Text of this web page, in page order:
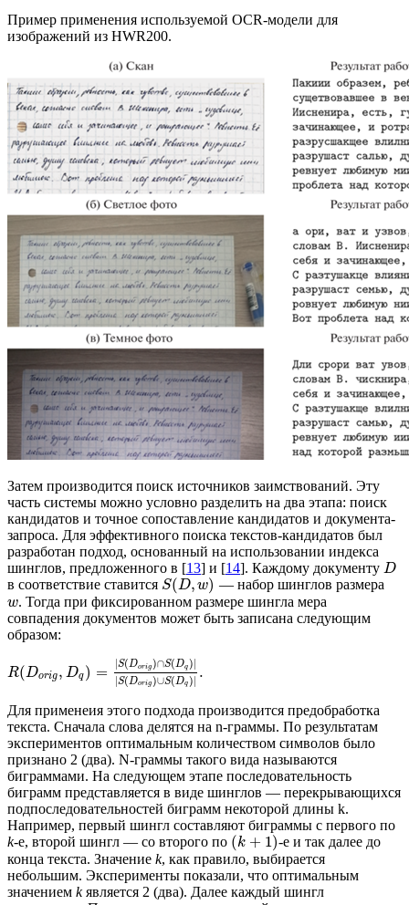
Пример применения используемой OCR-модели для
изображений из HWR200.
Затем производится поиск источников заимствований. Эту
часть системы можно условно разделить на два этапа: поиск
кандидатов и точное сопоставление кандидатов и документа-
запроса. Для эффективного поиска текстов-кандидатов был
разработан подход, основанный на использовании индекса
шинглов, предложенного в [13] и [14]. Каждому документу D
в соответствие ставится S(D, w) — набор шинглов размера
w. Тогда при фиксированном размере шингла мера
совпадения документов может быть записана следующим
образом:
R(Dorig, Dq ) = S(Dorig)∩S(Dq)
|S(Dorig)∪S(Dq)| .
Для применеия этого подхода производится предобработка
текста. Сначала слова делятся на n-граммы. По результатам
экспериментов оптимальным количеством символов было
признано 2 (два). N-граммы такого вида называются
биграммами. На следующем этапе последовательность
биграмм представляется в виде шинглов — перекрывающихся
подпоследовательностей биграмм некоторой длины k.
Например, первый шингл составляют биграммы с первого по
k-е, второй шингл — со второго по (k + 1)-е и так далее до
конца текста. Значение k, как правило, выбирается
небольшим. Эксперименты показали, что оптимальным
значением kявляется 2 (два). Далее каждый шингл